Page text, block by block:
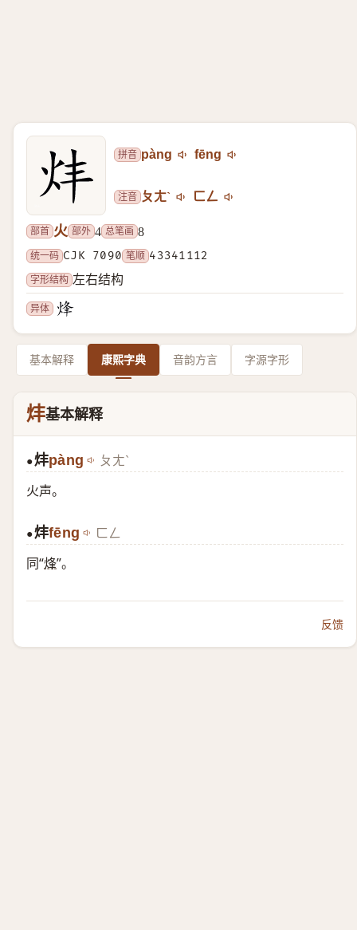
拼音 pàng fēng
注音 ㄆㄤˋ ㄈㄥ
部首 火 部外 4 总笔画 8
统一码 CJK 7090 笔顺 43341112
字形结构 左右结构
异体
基本解释 康熙字典 音韵方言 字源字形
炐基本解释
●炐pàng ㄆㄤˋ
火声。
●炐fēng ㄈㄥ
同“烽”。
反馈